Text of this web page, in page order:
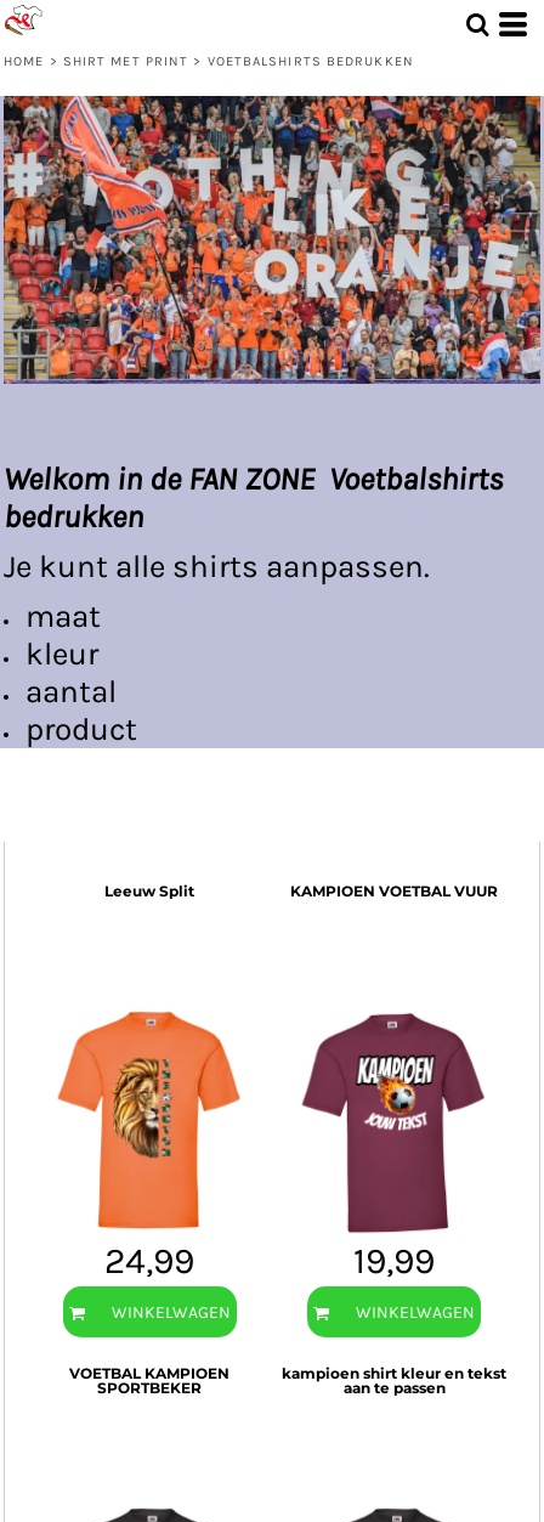
HOME > SHIRT MET PRINT > VOETBALSHIRTS BEDRUKKEN
Welkom in de FAN ZONE Voetbalshirts
bedrukken
Je kunt alle shirts aanpassen.
maat
kleur
aantal
product
Leeuw Split
24,99
WINKELWAGEN
KAMPIOEN VOETBAL VUUR
19,99
WINKELWAGEN
VOETBAL KAMPIOEN
SPORTBEKER
kampioen shirt kleur en tekst
aan te passen